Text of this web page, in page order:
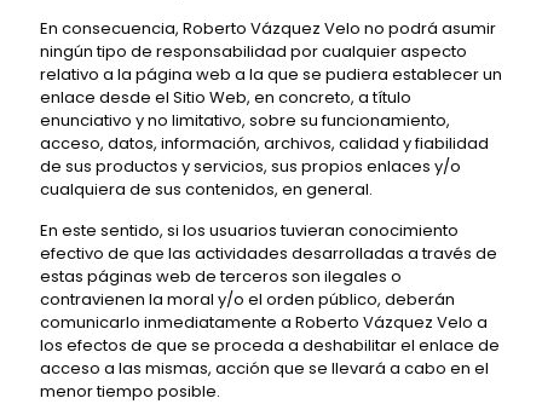
En consecuencia, Roberto Vázquez Velo no podrá asumir
ningún tipo de responsabilidad por cualquier aspecto
relativo a la página web a la que se pudiera establecer un
enlace desde el Sitio Web, en concreto, a título
enunciativo y no limitativo, sobre su funcionamiento,
acceso, datos, información, archivos, calidad y fiabilidad
de sus productos y servicios, sus propios enlaces y/o
cualquiera de sus contenidos, en general.
En este sentido, si los usuarios tuvieran conocimiento
efectivo de que las actividades desarrolladas a través de
estas páginas web de terceros son ilegales o
contravienen la moral y/o el orden público, deberán
comunicarlo inmediatamente a Roberto Vázquez Velo a
los efectos de que se proceda a deshabilitar el enlace de
acceso a las mismas, acción que se llevará a cabo en el
menor tiempo posible.